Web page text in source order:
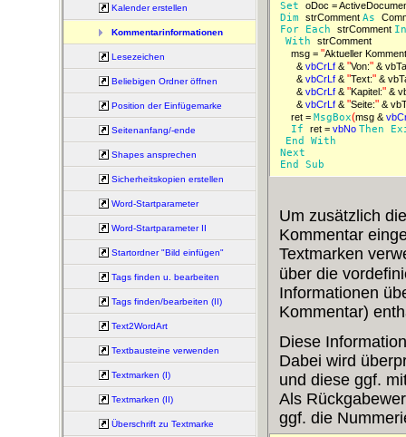
Kalender erstellen
Kommentarinformationen
Lesezeichen
Beliebigen Ordner öffnen
Position der Einfügemarke
Seitenanfang/-ende
Shapes ansprechen
Sicherheitskopien erstellen
Word-Startparameter
Word-Startparameter II
Startordner "Bild einfügen"
Tags finden u. bearbeiten
Tags finden/bearbeiten (II)
Text2WordArt
Textbausteine verwenden
Textmarken (I)
Textmarken (II)
Überschrift zu Textmarke
Set
Dim strComment As
For
Each strComment
With
strComment
msg = "Aktueller
& vbCrLf & "Von:"
& vbCrLf & "Text:"
& vbCrLf & "Kapitel:" &
& vbCrLf & "Seite:" &
ret = MsgBox(msg &
If ret = vbNo Then
End With
Next
End Sub
Um zusätzlich
Kommentar
Textmarken
über die
Informationen
Kommentar)
Diese
Dabei wird
und diese ggf.
Als
ggf. die